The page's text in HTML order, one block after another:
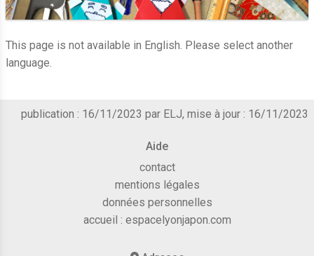
This page is not available in English. Please select another
language.
publication : 16/11/2023 par ELJ, mise à jour : 16/11/2023
Aide
contact
mentions légales
données personnelles
accueil : espacelyonjapon.com